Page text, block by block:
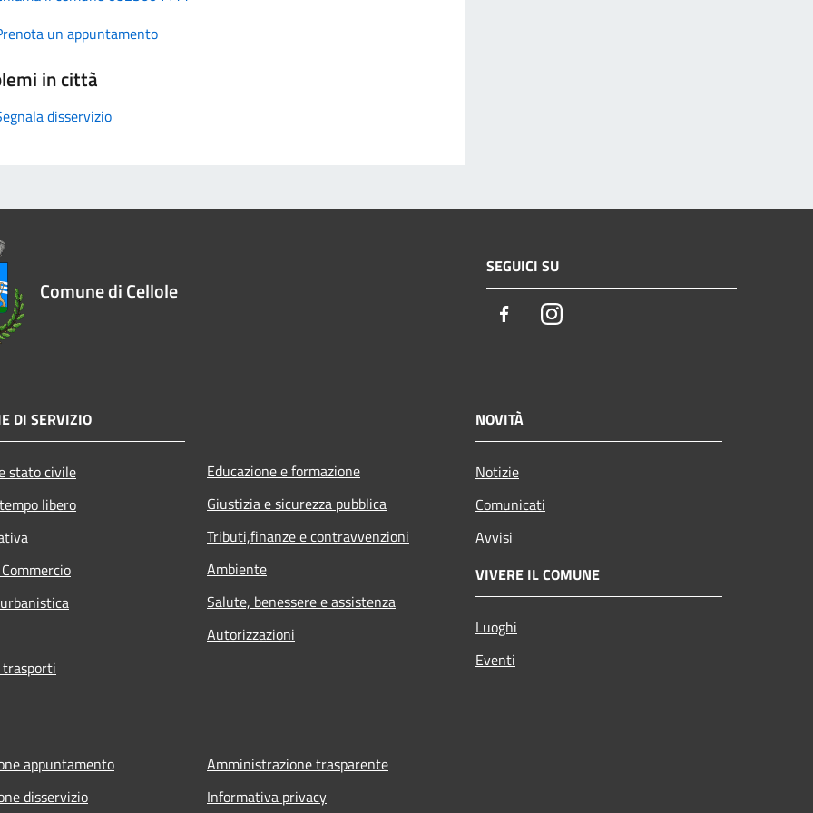
un appuntamento
in città
disservizio
Comune di Cellole
SEGUICI SU
FacebookInstagram
DI SERVIZIO
stato civile
libero
Educazione e formazione
Giustizia e sicurezza pubblica
Tributi,finanze e contravvenzioni
Ambiente
Salute, benessere e assistenza
Autorizzazioni
NOVITÀ
Notizie
Comunicati
Avvisi
VIVERE IL COMUNE
Luoghi
Eventi
appuntamento
disservizio
Amministrazione trasparente
Informativa privacy